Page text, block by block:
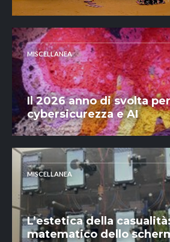
MISCELLANEA
Il 2026 anno di svolta per
cybersicurezza e AI
MISCELLANEA
L’estetica della
matematico dello